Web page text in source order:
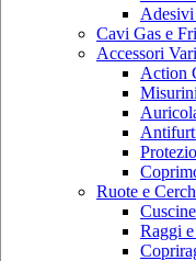
Cavi Gas e
Accessori Vari
Action
Ruote e
Raggi